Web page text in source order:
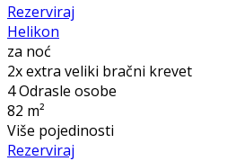
Rezerviraj
Helikon
za noć
2x extra veliki bračni krevet
4 Odrasle osobe
82 m²
Više pojedinosti
Rezerviraj